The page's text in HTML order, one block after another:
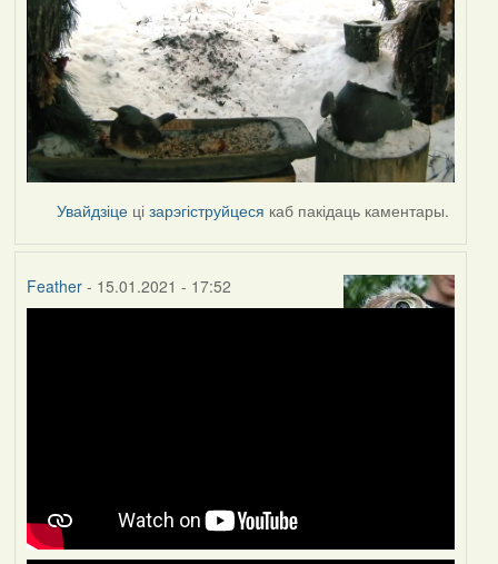
Увайдзіце цізарэгіструйцеся каб пакідаць каментары.
Feather- 15.01.2021 - 17:52